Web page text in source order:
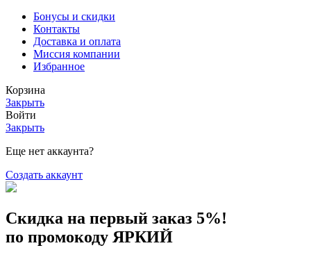
Бонусы и скидки
Контакты
Доставка и оплата
Миссия компании
Избранное
Корзина
Закрыть
Войти
Закрыть
Еще нет аккаунта?
Создать аккаунт
Скидка на первый заказ 5%!
по промокоду ЯРКИЙ